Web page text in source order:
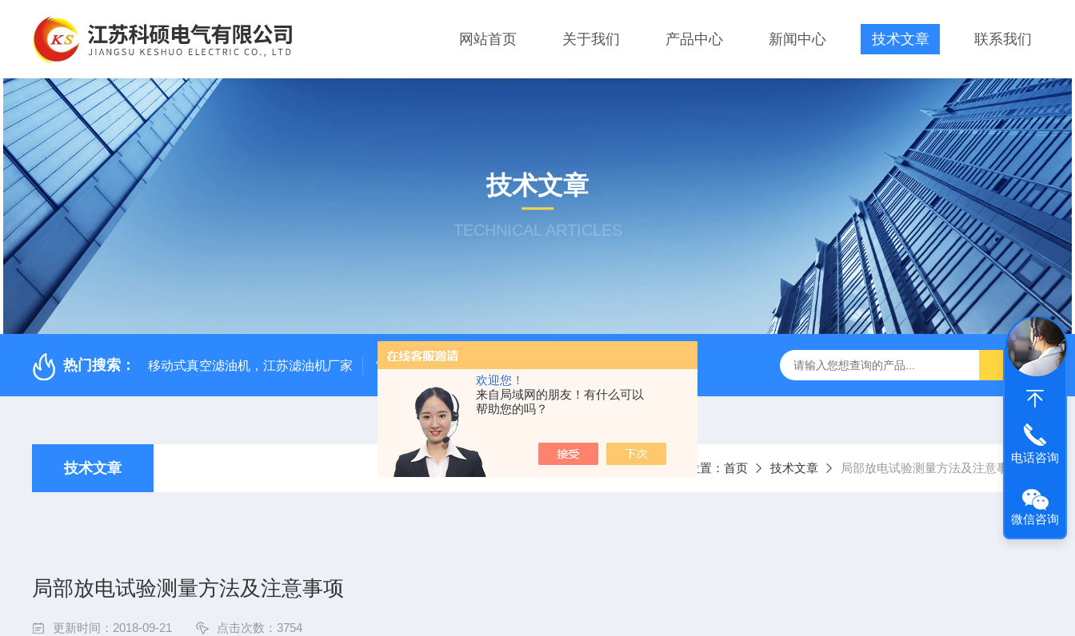
欢迎您！
来自局域网的朋友！有什么可以
帮助您的吗？
网站首页 关于我们 产品中心 新闻中心 技术文章 联系我们
技术文章
TECHNICAL ARTICLES
热门搜索： 移动式真空滤油机，江苏滤油机厂家 雷电冲击发生器 复合绝缘子拉力试验机 矿用电缆打压设备 超低频耐
技术文章 当前位置： 首页 技术文章 局部放电试验测量方法及注意事项
局部放电试验测量方法及注意事项
更新时间：2018-09-21 点击次数：3754
电话咨询
微信咨询